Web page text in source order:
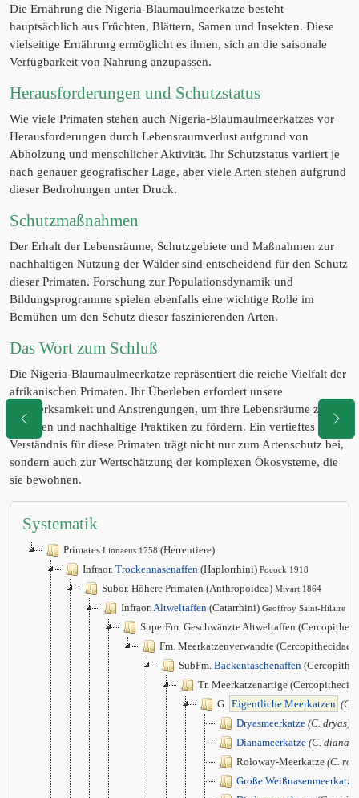
Die Ernährung die Nigeria-Blaumaulmeerkatze besteht
hauptsächlich aus Früchten, Blättern, Samen und Insekten. Diese
vielseitige Ernährung ermöglicht es ihnen, sich an die saisonale
Verfügbarkeit von Nahrung anzupassen.
Herausforderungen und Schutzstatus
Wie viele Primaten stehen auch Nigeria-Blaumaulmeerkatzes vor
Herausforderungen durch Lebensraumverlust aufgrund von
Abholzung und menschlicher Aktivität. Ihr Schutzstatus variiert je
nach genauer geografischer Lage, aber viele Arten stehen aufgrund
dieser Bedrohungen unter Druck.
Schutzmaßnahmen
Der Erhalt der Lebensräume, Schutzgebiete und Maßnahmen zur
nachhaltigen Nutzung der Wälder sind entscheidend für den Schutz
dieser Primaten. Forschung zur Populationsdynamik und
Bildungsprogramme spielen ebenfalls eine wichtige Rolle im
Bemühen um den Schutz dieser faszinierenden Arten.
Das Wort zum Schluß
Die Nigeria-Blaumaulmeerkatze repräsentiert die reiche Vielfalt der
afrikanischen Primaten. Ihr Überleben erfordert unsere
Aufmerksamkeit und Anstrengungen, um ihre Lebensräume zu
schützen und nachhaltige Praktiken zu fördern. Ein vertieftes
Verständnis für diese Primaten trägt nicht nur zum Artenschutz bei,
sondern auch zur Wertschätzung der komplexen Ökosysteme, die
sie bewohnen.
Systematik
Primates Linnaeus 1758 (Herrentiere)
Infraor. Trockennasenaffen (Haplorrhini) Pocock 1918
Subor. Höhere Primaten (Anthropoidea) Mivart 1864
Infraor.Altweltaffen (Catarrhini) Geoffroy Saint-Hilaire
SuperFm. Geschwänzte Altweltaffen
Fm. Meerkatzenverwandte (Cercopithecidae)
SubFm. Backentaschenaffen
Tr. Meerkatzenartige
G. Eigentliche Meerkatzen
Dryasmeerkatze (C. dryas)
Dianameerkatze (C. diana)
Roloway-Meerkatze (C.
Große Weißnasenmeerkatze